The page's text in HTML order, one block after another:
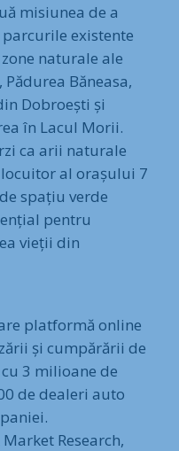
misiunea de a
existente
naturale ale
Băneasa,
Dobroești și
în Lacul Morii.
ca arii naturale
al orașului 7
spațiu verde
pentru
vieții din
platformă online
și cumpărării de
3 milioane de
de dealeri auto
Research,